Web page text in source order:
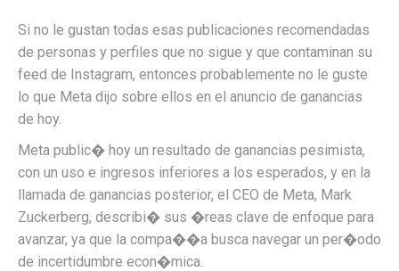
Si no le gustan todas esas publicaciones recomendadas
de personas y perfiles que no sigue y que contaminan su
feed de Instagram, entonces probablemente no le guste
lo que Meta dijo sobre ellos en el anuncio de ganancias
de hoy.
Meta public� hoy un resultado de ganancias pesimista,
con un uso e ingresos inferiores a los esperados, y en la
llamada de ganancias posterior, el CEO de Meta, Mark
Zuckerberg, describi� sus �reas clave de enfoque para
avanzar, ya que la compa��a busca navegar un per�odo
de incertidumbre econ�mica.